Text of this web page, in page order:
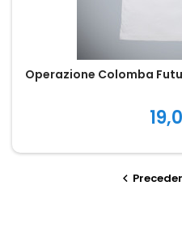
Operazione Colomba
